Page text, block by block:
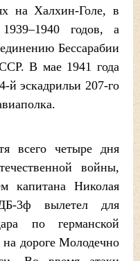
на Халхин-Голе, в
годов, а
Бессарабии
В мае 1941 года
й эскадрильи 207-го
всего четыре дня
войны,
капитана Николая
3ф вылетел для
по германской
дороге Молодечно